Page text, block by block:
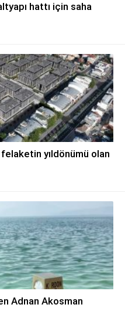
hattı için saha
yıldönümü olan
Adnan Akosman